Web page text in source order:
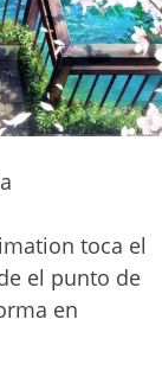
toca el
el punto de
en